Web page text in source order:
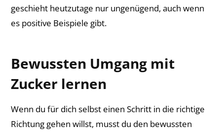
geschieht heutzutage nur ungenügend, auch wenn
es positive Beispiele gibt.
Bewussten Umgang mit
Zucker lernen
Wenn du für dich selbst einen Schritt in die richtige
Richtung gehen willst, musst du den bewussten